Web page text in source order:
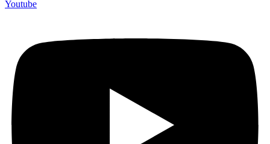
Youtube